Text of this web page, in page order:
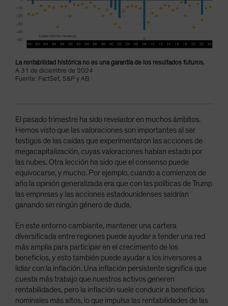
La rentabilidad histórica no es una garantía de los resultados futuros.
A 31 de diciembre de 2024
Fuente: FactSet, S&P y AB
El pasado trimestre ha sido revelador en muchos ámbitos.
Hemos visto que las valoraciones son importantes al ser
testigos de las caídas que experimentaron las acciones de
megacapitalización, cuyas valoraciones habían estado por
las nubes. Otra lección ha sido que el consenso puede
equivocarse, y mucho. Por ejemplo, cuando a comienzos de
año la opinión generalizada era que con las políticas de Trump
las empresas y las acciones estadounidenses saldrían
ganando sin ningún género de duda.
En este entorno cambiante, mantener una cartera
diversificada entre regiones puede ayudar a tender una red
más amplia para participar en el crecimiento de los
beneficios, y esto también puede ayudar a los inversores a
lidiar con la inflación. Una inflación persistente significa que
cuesta más trabajo que nuestros activos generen
rentabilidades, pero la inflación suele conducir a beneficios
nominales más altos, lo que impulsa las rentabilidades de las